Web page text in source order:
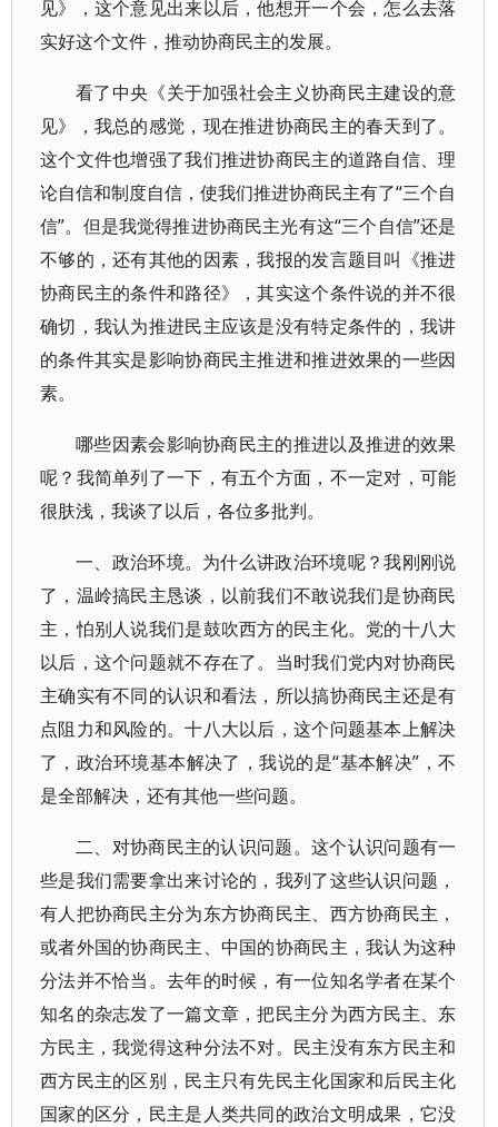
见》，这个意见出来以后，他想开一个会，怎么去落
实好这个文件，推动协商民主的发展。
看了中央《关于加强社会主义协商民主建设的意
见》，我总的感觉，现在推进协商民主的春天到了。
这个文件也增强了我们推进协商民主的道路自信、理
论自信和制度自信，使我们推进协商民主有了“三个自
信”。但是我觉得推进协商民主光有这“三个自信”还是
不够的，还有其他的因素，我报的发言题目叫《推进
协商民主的条件和路径》，其实这个条件说的并不很
确切，我认为推进民主应该是没有特定条件的，我讲
的条件其实是影响协商民主推进和推进效果的一些因
素。
哪些因素会影响协商民主的推进以及推进的效果
呢？我简单列了一下，有五个方面，不一定对，可能
很肤浅，我谈了以后，各位多批判。
一、政治环境。为什么讲政治环境呢？我刚刚说
了，温岭搞民主恳谈，以前我们不敢说我们是协商民
主，怕别人说我们是鼓吹西方的民主化。党的十八大
以后，这个问题就不存在了。当时我们党内对协商民
主确实有不同的认识和看法，所以搞协商民主还是有
点阻力和风险的。十八大以后，这个问题基本上解决
了，政治环境基本解决了，我说的是“基本解决”，不
是全部解决，还有其他一些问题。
二、对协商民主的认识问题。这个认识问题有一
些是我们需要拿出来讨论的，我列了这些认识问题，
有人把协商民主分为东方协商民主、西方协商民主，
或者外国的协商民主、中国的协商民主，我认为这种
分法并不恰当。去年的时候，有一位知名学者在某个
知名的杂志发了一篇文章，把民主分为西方民主、东
方民主，我觉得这种分法不对。民主没有东方民主和
西方民主的区别，民主只有先民主化国家和后民主化
国家的区分，民主是人类共同的政治文明成果，它没